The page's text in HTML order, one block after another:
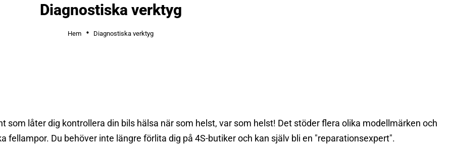
Diagnostiska verktyg
Hem Diagnostiska verktyg
låter dig kontrollera din bils hälsa när som helst, var som helst! Det stöder flera olika modellmärken och
fellampor. Du behöver inte längre förlita dig på 4S-butiker och kan själv bli en "reparationsexpert".